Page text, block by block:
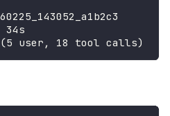
user, 18 tool calls)